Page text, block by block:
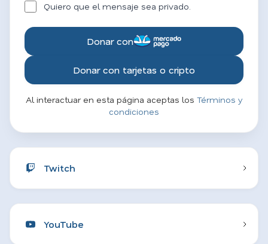
Quiero que el mensaje sea privado.
Donar con
Donar con tarjetas o cripto
Al interactuar en esta página aceptas los Términos y
condiciones
Twitch
YouTube